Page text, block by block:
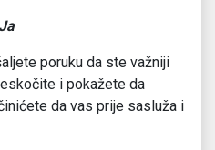
Ja
poruku da ste važniji
i pokažete da
da vas prije sasluža i